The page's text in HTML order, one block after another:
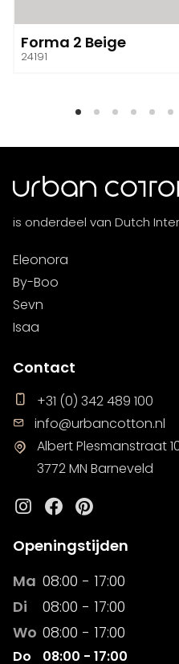
Forma 2 Beige
24191
is onderdeel van Dutch
Eleonora
By-Boo
Sevn
Isaa
Contact
+31 (0) 342 489 100
info@urbancotton.nl
Albert Plesmanstraat
3772 MN Barneveld
Instagram
Facebook
Pinterest
Openingstijden
Ma 08:00 - 17:00
Di
08:00 - 17:00
Wo 08:00 - 17:00
Do 08:00 - 17:00